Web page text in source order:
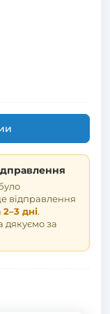
відправлення
2–3 дні.
дякуємо за